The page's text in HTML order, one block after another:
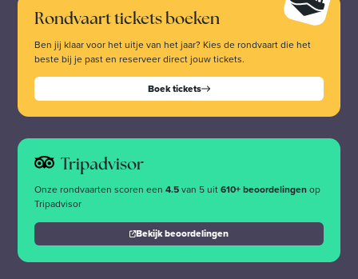
Rondvaart tickets boeken
Ben jij klaar voor het uitje van het jaar? Kies de rondvaart die het
beste bij je past en reserveer direct jouw tickets.
Boek tickets
Tripadvisor
Onze rondvaarten scoren een 4.5van 5 uit610+ beoordelingenop
Tripadvisor
Bekijk beoordelingen